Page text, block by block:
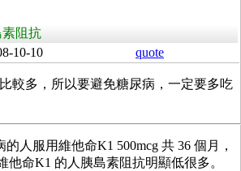
阻抗
10-10 quote
較多，所以要避免糖尿病，一定要多吃
的人服用維他命K1 500mcg 共 36 個月，
他命K1 的人胰島素阻抗明顯低很多。